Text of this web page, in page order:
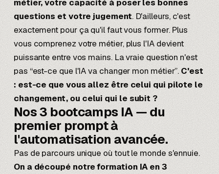
métier, votre capacité à poser les bonnes
questions et votre jugement. D'ailleurs, c'est
exactement pour ça qu'il faut vous former. Plus
vous comprenez votre métier, plus l'IA devient
puissante entre vos mains. La vraie question n'est
pas “est-ce que l'IA va changer mon métier”. C'est
: est-ce que vous allez être celui qui pilote le
changement, ou celui qui le subit ?
Nos 3 bootcamps IA —du
premier prompt à
l'automatisation avancée.
Pas de parcours unique où tout le monde s'ennuie.
On a découpé notre formation IA en 3